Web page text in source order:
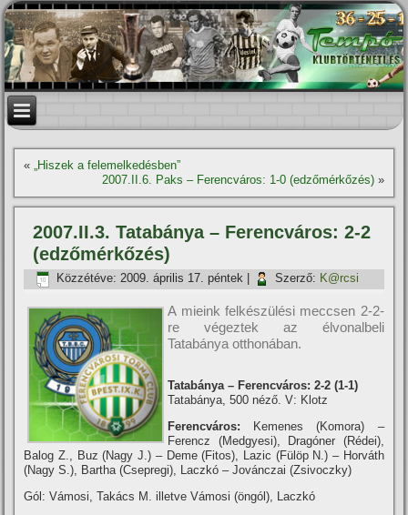
«„Hiszek a felemelkedésben”
2007.II.6. Paks – Ferencváros: 1-0 (edzőmérkőzés)»
2007.II.3. Tatabánya – Ferencváros: 2-2
(edzőmérkőzés)
Közzétéve: 2009. április 17. péntek Szerző: K@rcsi
A mieink felkészülési meccsen 2-2-
re végeztek az élvonalbeli
Tatabánya otthonában.
Tatabánya – Ferencváros: 2-2 (1-1)
Tatabánya, 500 néző. V: Klotz
Ferencváros: Kemenes (Komora) –
Ferencz (Medgyesi), Dragóner (Rédei),
Balog Z., Buz (Nagy J.) – Deme (Fitos), Lazic (Fülöp N.) – Horváth
(Nagy S.), Bartha (Csepregi), Laczkó – Jovánczai (Zsivoczky)
Gól: Vámosi, Takács M. illetve Vámosi (öngól), Laczkó